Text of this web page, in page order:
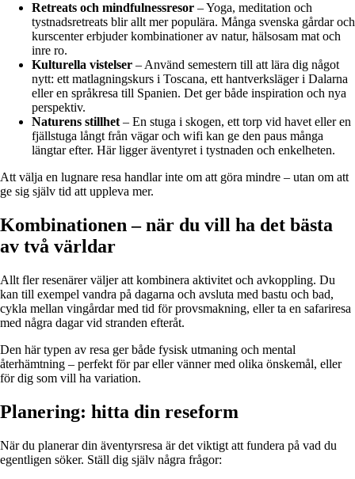
Retreats och mindfulnessresor – Yoga, meditation och
tystnadsretreats blir allt mer populära. Många svenska gårdar och
kurscenter erbjuder kombinationer av natur, hälsosam mat och
inre ro.
Kulturella vistelser – Använd semestern till att lära dig något
nytt: ett matlagningskurs i Toscana, ett hantverksläger i Dalarna
eller en språkresa till Spanien. Det ger både inspiration och nya
perspektiv.
Naturens stillhet– En stuga i skogen, ett torp vid havet eller en
fjällstuga långt från vägar och wifi kan ge den paus många
längtar efter. Här ligger äventyret i tystnaden och enkelheten.
Att välja en lugnare resa handlar inte om att göra mindre – utan om att
ge sig själv tid att uppleva mer.
Kombinationen – när du vill ha det bästa
av två världar
Allt fler resenärer väljer att kombinera aktivitet och avkoppling. Du
kan till exempel vandra på dagarna och avsluta med bastu och bad,
cykla mellan vingårdar med tid för provsmakning, eller ta en safariresa
med några dagar vid stranden efteråt.
Den här typen av resa ger både fysisk utmaning och mental
återhämtning – perfekt för par eller vänner med olika önskemål, eller
för dig som vill ha variation.
Planering: hitta din reseform
När du planerar din äventyrsresa är det viktigt att fundera på vad du
egentligen söker. Ställ dig själv några frågor: